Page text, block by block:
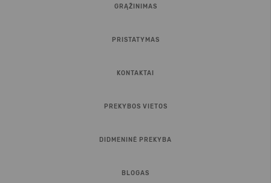
GRĄŽINIMAS
PRISTATYMAS
KONTAKTAI
PREKYBOS VIETOS
DIDMENINĖ PREKYBA
BLOGAS